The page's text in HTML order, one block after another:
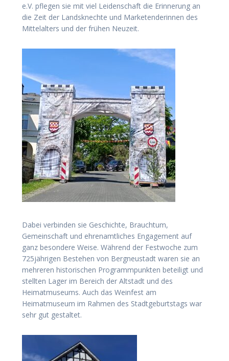
e.V. pflegen sie mit viel Leidenschaft die Erinnerung an
die Zeit der Landsknechte und Marketenderinnen des
Mittelalters und der frühen Neuzeit.
Dabei verbinden sie Geschichte, Brauchtum,
Gemeinschaft und ehrenamtliches Engagement auf
ganz besondere Weise. Während der Festwoche zum
725jährigen Bestehen von Bergneustadt waren sie an
mehreren historischen Programmpunkten beteiligt und
stellten Lager im Bereich der Altstadt und des
Heimatmuseums. Auch das Weinfest am
Heimatmuseum im Rahmen des Stadtgeburtstags war
sehr gut gestaltet.